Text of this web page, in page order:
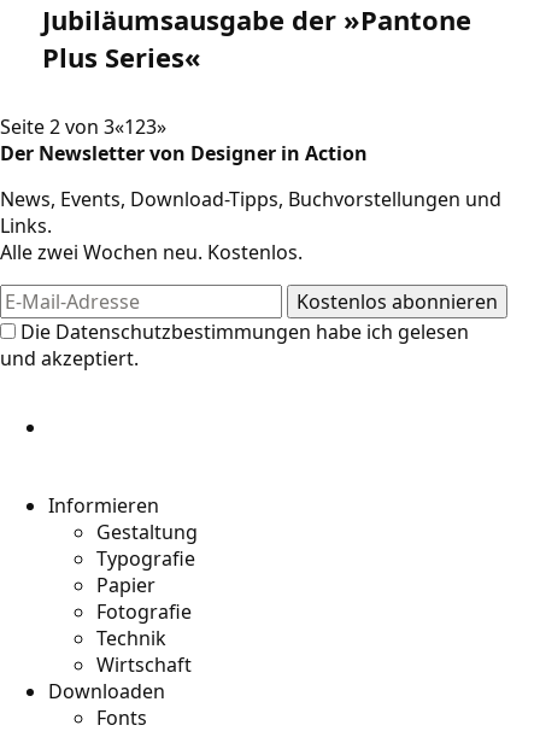
Jubiläumsausgabe der »Pantone
Plus Series«
Seite 2 von 3«123»
Der Newsletter von Designer in Action
News, Events, Download-Tipps, Buchvorstellungen und
Links.
Alle zwei Wochen neu. Kostenlos.
Die Datenschutzbestimmungen habe ich gelesen
und akzeptiert.
Informieren
Gestaltung
Typografie
Papier
Fotografie
Technik
Wirtschaft
Downloaden
Fonts